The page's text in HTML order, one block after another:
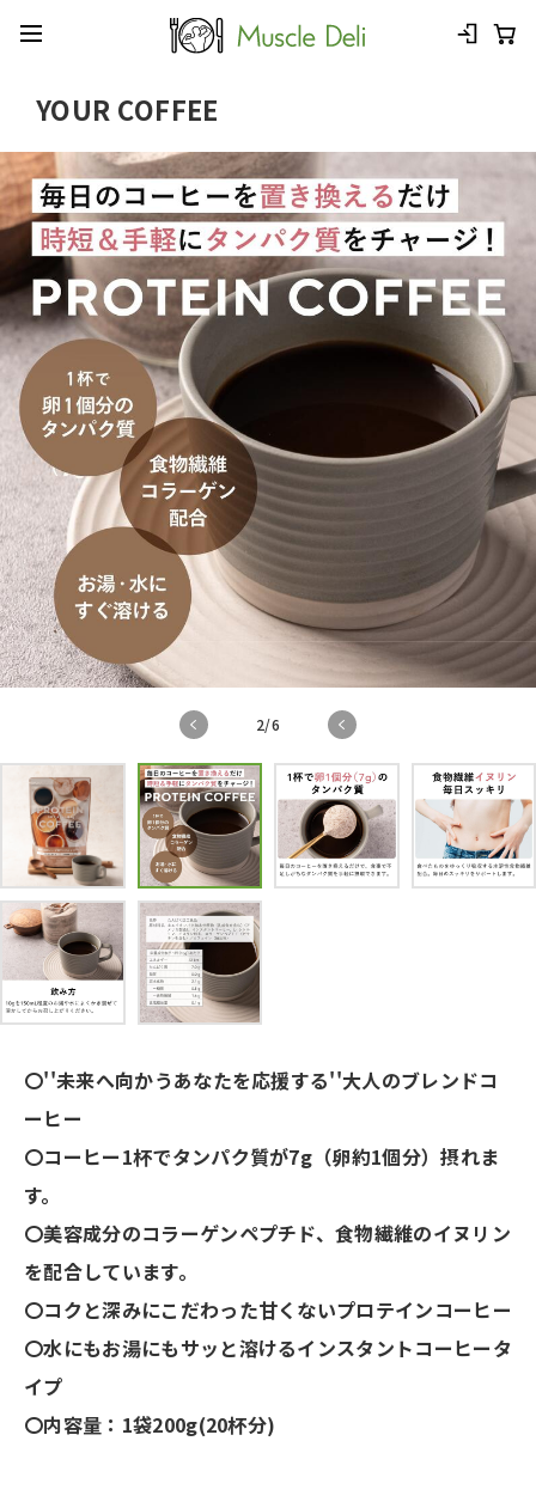
YOUR COFFEE
2/6
〇''未来へ向かうあなたを応援する''大人のブレンドコ
ーヒー
〇コーヒー1杯でタンパク質が7g（卵約1個分）摂れま
す。
〇美容成分のコラーゲンペプチド、食物繊維のイヌリン
を配合しています。
〇コクと深みにこだわった甘くないプロテインコーヒー
〇水にもお湯にもサッと溶けるインスタントコーヒータ
イプ
〇内容量：1袋200g(20杯分)